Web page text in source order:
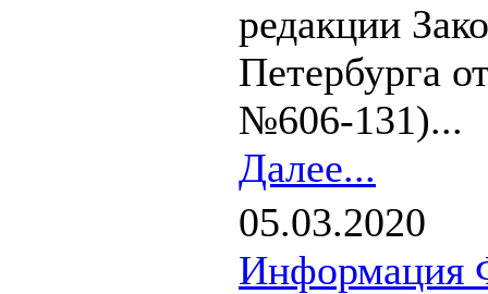
редакции
Петербурга
№606-131)...
Далее...
05.03.2020
Информация